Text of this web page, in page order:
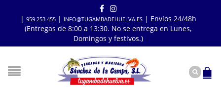
| 959 253 455| INFO@TUGAMBADEHUELVA.ES| Envíos 24/48h
(Entregas de 8:00 a 13:30. No se entrega en Lunes,
Domingos y festivos.)